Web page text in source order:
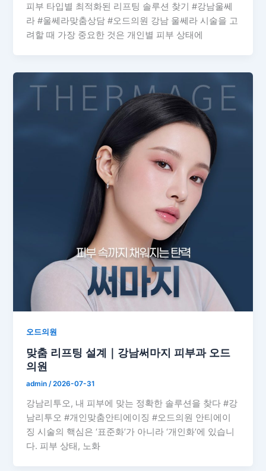
피부 타입별 최적화된 리프팅 솔루션 찾기 #강남울쎄
라 #울쎄라맞춤상담 #오드의원 강남 울쎄라 시술을 고
려할 때 가장 중요한 것은 개인별 피부 상태에
오드의원
맞춤 리프팅 설계｜강남써마지 피부과 오드
의원
admin/2026-07-31
강남리투오, 내 피부에 맞는 정확한 솔루션을 찾다 #강
남리투오 #개인맞춤안티에이징 #오드의원 안티에이
징 시술의 핵심은 ‘표준화’가 아니라 ‘개인화’에 있습니
다. 피부 상태, 노화